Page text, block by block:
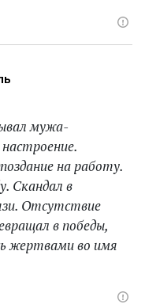
мужа-
на работу.
Скандал в
Отсутствие
в победы,
жертвами во имя